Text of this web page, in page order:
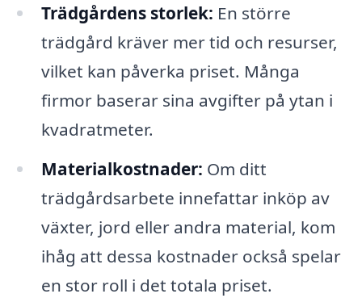
Trädgårdens storlek: En större
trädgård kräver mer tid och resurser,
vilket kan påverka priset. Många
firmor baserar sina avgifter på ytan i
kvadratmeter.
Materialkostnader: Om ditt
trädgårdsarbete innefattar inköp av
växter, jord eller andra material, kom
ihåg att dessa kostnader också spelar
en stor roll i det totala priset.